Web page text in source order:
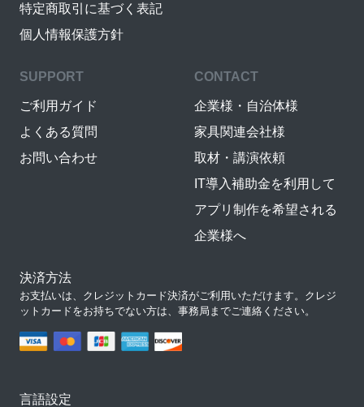
特定商取引に基づく表記
個人情報保護方針
SUPPORT
ご利用ガイド
よくある質問
お問い合わせ
CONTACT
企業様・自治体様
家具関連会社様
取材・講演依頼
IT導入補助金を利用して
アプリ制作を希望される
企業様へ
決済方法
お支払いは、クレジットカード決済がご利用いただけます。クレジ
ットカードをお持ちでない方は、事務局までご連絡ください。
言語設定